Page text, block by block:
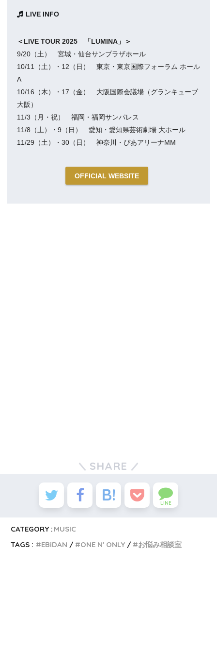
LIVE INFO
＜LIVE TOUR 2025 「LUMINA」＞
9/20（土） 宮城・仙台サンプラザホール
10/11（土）・12（日） 東京・東京国際フォーラム ホール
A
10/16（木）・17（金） 大阪国際会議場（グランキューブ
大阪）
11/3（月・祝） 福岡・福岡サンパレス
11/8（土）・9（日） 愛知・愛知県芸術劇場 大ホール
11/29（土）・30（日） 神奈川・ぴあアリーナMM
OFFICIAL WEBSITE
SHARE
LINE
CATEGORY : MUSIC
TAGS :
EBiDAN ONE N' ONLY お悩み相談室